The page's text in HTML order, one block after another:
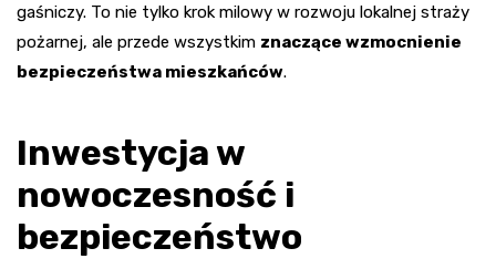
gaśniczy. To nie tylko krok milowy w rozwoju lokalnej straży
pożarnej, ale przede wszystkim znaczące wzmocnienie
bezpieczeństwa mieszkańców.
Inwestycja w
nowoczesność i
bezpieczeństwo